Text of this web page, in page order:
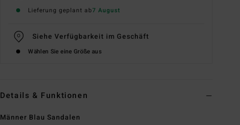
Lieferung geplant ab7 August
Siehe Verfügbarkeit im Geschäft
Wählen Sie eine Größe aus
Details & Funktionen
Männer Blau Sandalen